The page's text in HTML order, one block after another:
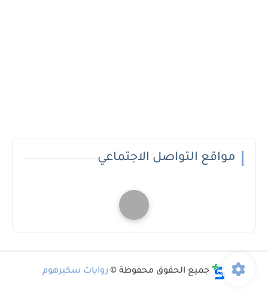
مواقع التواصل الاجتماعي
جميع الحقوق محفوظة © روايات سكيرهوم